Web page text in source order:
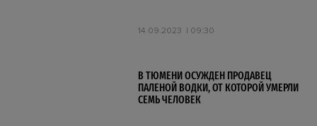
14.09.2023 09:30
В ТЮМЕНИ ОСУЖДЕН ПРОДАВЕЦ
ПАЛЕНОЙ ВОДКИ, ОТ КОТОРОЙ УМЕРЛИ
СЕМЬ ЧЕЛОВЕК